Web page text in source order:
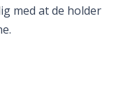
med at de holder